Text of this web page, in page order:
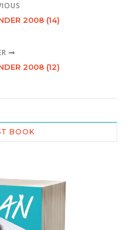
2008 (14)
2008 (12)
BOOK